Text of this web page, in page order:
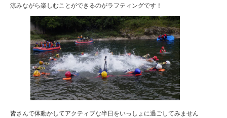
涼みながら楽しむことができるのがラフティングです！
皆さんで体動かしてアクティブな半日をいっしょに過ごしてみません